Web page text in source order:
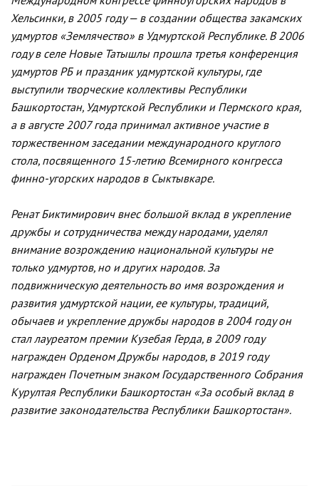
Хельсинки, в 2005 году — в создании общества закамских
удмуртов «Землячество» в Удмуртской Республике. В 2006
году в селе Новые Татышлы прошла третья конференция
удмуртов РБ и праздник удмуртской культуры, где
выступили творческие коллективы Республики
Башкортостан, Удмуртской Республики и Пермского края,
а в августе 2007 года принимал активное участие в
торжественном заседании международного круглого
стола, посвященного 15-летию Всемирного конгресса
финно-угорских народов в Сыктывкаре.
Ренат Биктимирович внес большой вклад в укрепление
дружбы и сотрудничества между народами, уделял
внимание возрождению национальной культуры не
только удмуртов, но и других народов. За
подвижническую деятельность во имя возрождения и
развития удмуртской нации, ее культуры, традиций,
обычаев и укрепление дружбы народов в 2004 году он
стал лауреатом премии Кузебая Герда, в 2009 году
награжден Орденом Дружбы народов, в 2019 году
награжден Почетным знаком Государственного Собрания
Курултая Республики Башкортостан «За особый вклад в
развитие законодательства Республики Башкортостан».